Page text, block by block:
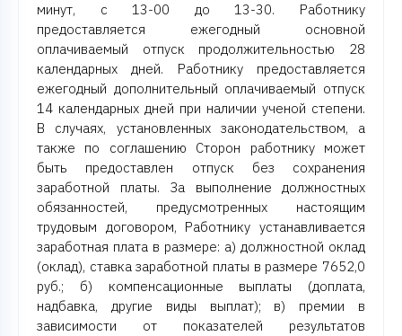
минут, с 13-00 до 13-30. Работнику
предоставляется ежегодный основной
оплачиваемый отпуск продолжительностью 28
календарных дней. Работнику предоставляется
ежегодный дополнительный оплачиваемый отпуск
14 календарных дней при наличии ученой степени.
В случаях, установленных законодательством, а
также по соглашению Сторон работнику может
быть предоставлен отпуск без сохранения
заработной платы. За выполнение должностных
обязанностей, предусмотренных настоящим
трудовым договором, Работнику устанавливается
заработная плата в размере: а) должностной оклад
(оклад), ставка заработной платы в размере 7652,0
руб.; б) компенсационные выплаты (доплата,
надбавка, другие виды выплат); в) премии в
зависимости от показателей результатов